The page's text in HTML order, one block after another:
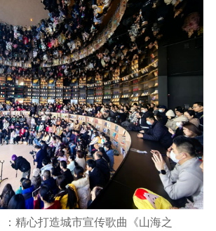
精心打造城市宣传歌曲《山海之